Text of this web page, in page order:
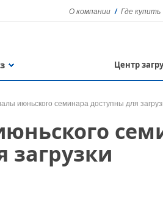
О компании Где купить
Центр
июньского семинара доступны для
загрузки